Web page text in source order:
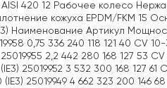
420 12 Рабочее колесо
кожуха EPDM/FKM 15
Наименование Артикул
0,75 336 240 118 121 40 CV
2,2 442 280 168 127 53
25019952 3 532 300 168 127 61
25019949 4 662 323 200 146